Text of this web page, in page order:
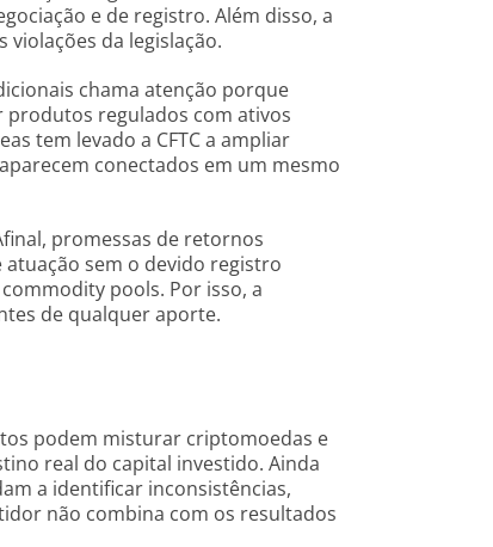
e de registro. Além disso, a
da legislação.
chama atenção porque
regulados com ativos
tem levado a CFTC a ampliar
conectados em um mesmo
promessas de retornos
sem o devido registro
pools. Por isso, a
de qualquer aporte.
podem misturar criptomoedas e
real do capital investido. Ainda
a identificar inconsistências,
não combina com os resultados